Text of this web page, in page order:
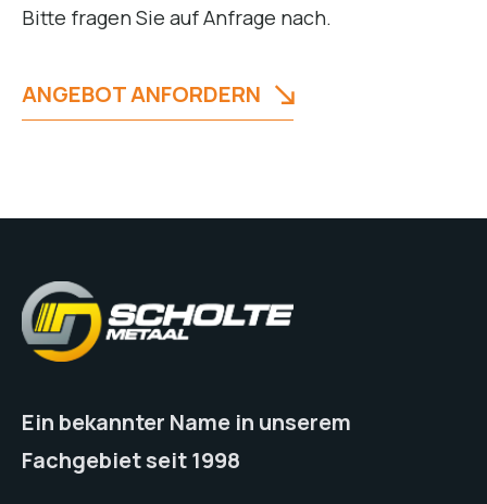
Bitte fragen Sie auf Anfrage nach.
ANGEBOT ANFORDERN
Ein bekannter Name in unserem
Fachgebiet seit 1998